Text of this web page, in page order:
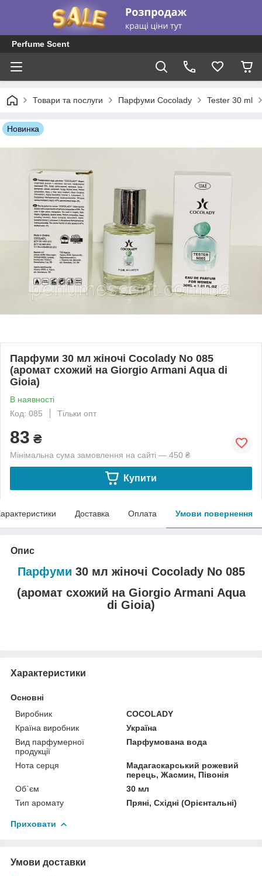
Perfume Scent
Товари та послуги Парфуми Cocolady Tester 30 ml
Новинка
Парфуми 30 мл жіночі Cocolady No 085
(аромат схожий на Giorgio Armani Aqua di
Gioia)
В наявності
Код: 085
Тільки опт
83 ₴
Мінімальна сума замовлення на сайті — 450 ₴
Купити
Доставка Оплата Умови повернення
Опис
Парфуми 30 мл жіночі Cocolady No 085
(аромат схожий на Giorgio Armani Aqua
di Gioia)
Характеристики
Основні
Виробник
COCOLADY
Країна виробник
Україна
Вид парфумерної
продукції
Парфумована вода
Нота серця
Мадагаскарський рожевий
перець, Жасмин, Півонія
Об`єм
30 мл
Тип аромату
Пряні, Східні (Орієнтальні)
Приховати
Умови доставки